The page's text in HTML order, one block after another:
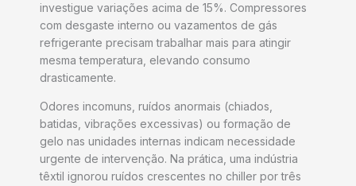
investigue variações acima de 15%. Compressores
com desgaste interno ou vazamentos de gás
refrigerante precisam trabalhar mais para atingir
mesma temperatura, elevando consumo
drasticamente.
Odores incomuns, ruídos anormais (chiados,
batidas, vibrações excessivas) ou formação de
gelo nas unidades internas indicam necessidade
urgente de intervenção. Na prática, uma indústria
têxtil ignorou ruídos crescentes no chiller por três